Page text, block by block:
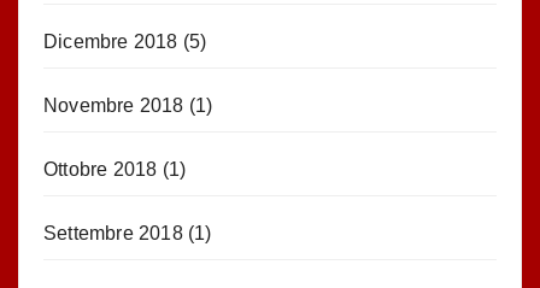
Dicembre 2018 (5)
Novembre 2018 (1)
Ottobre 2018 (1)
Settembre 2018(1)